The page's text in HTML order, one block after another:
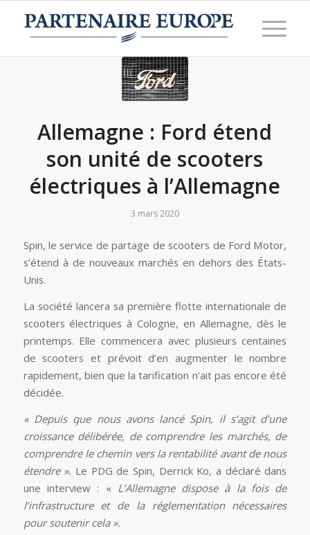
Allemagne : Ford étend
son unité de scooters
électriques à l’Allemagne
3 mars 2020
Spin, le service de partage de scooters de Ford Motor,
s’étend à de nouveaux marchés en dehors des États-
Unis.
La société lancera sa première flotte internationale de
scooters électriques à Cologne, en Allemagne, dès le
printemps. Elle commencera avec plusieurs centaines
de scooters et prévoit d’en augmenter le nombre
rapidement, bien que la tarification n’ait pas encore été
décidée.
« Depuis que nous avons lancé Spin, il s’agit d’une
croissance délibérée, de comprendre les marchés, de
comprendre le chemin vers la rentabilité avant de nous
étendre ». Le PDG de Spin, Derrick Ko, a déclaré dans
une interview : « L’Allemagne dispose à la fois de
l’infrastructure et de la réglementation nécessaires
pour soutenir cela ».